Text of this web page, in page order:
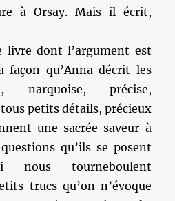
à Orsay. Mais il écrit,
livre dont l’argument est
qu’Anna décrit les
narquoise, précise,
petits détails, précieux
une sacrée saveur à
qu’ils se posent
tourneboulent
trucs qu’on n’évoque